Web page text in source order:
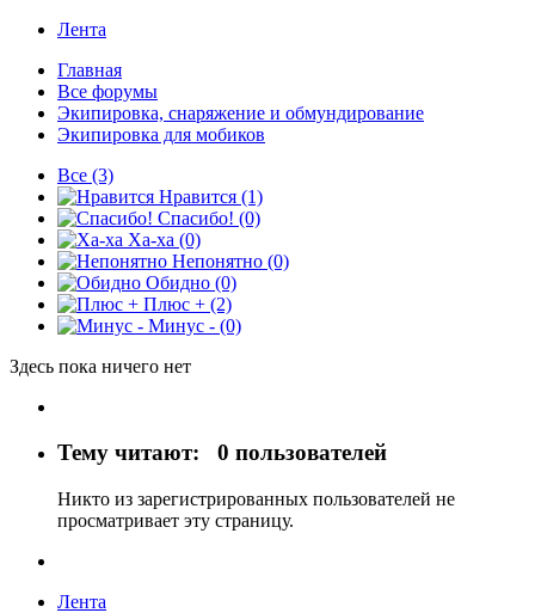
Лента
Главная
Все форумы
Экипировка, снаряжение и обмундирование
Экипировка для мобиков
Все (3)
Нравится (1)
Спасибо! (0)
Ха-ха (0)
Непонятно (0)
Обидно (0)
Плюс + (2)
Минус - (0)
Здесь пока ничего нет
Тему читают: 0 пользователей
Никто из зарегистрированных пользователей не
просматривает эту страницу.
Лента